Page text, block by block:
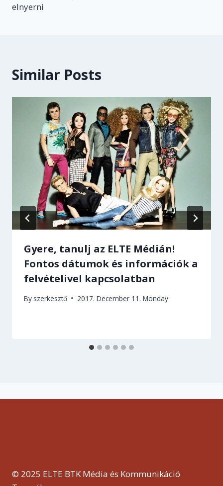
elnyerni
Similar Posts
Gyere, tanulj az ELTE Médián!
Fontos dátumok és információk a
felvételivel kapcsolatban
By szerkesztő 2017. December 11. Monday
© 2025 ELTE BTK Média és Kommunikáció